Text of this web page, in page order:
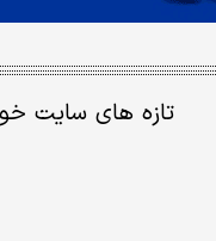
تازه های سایت